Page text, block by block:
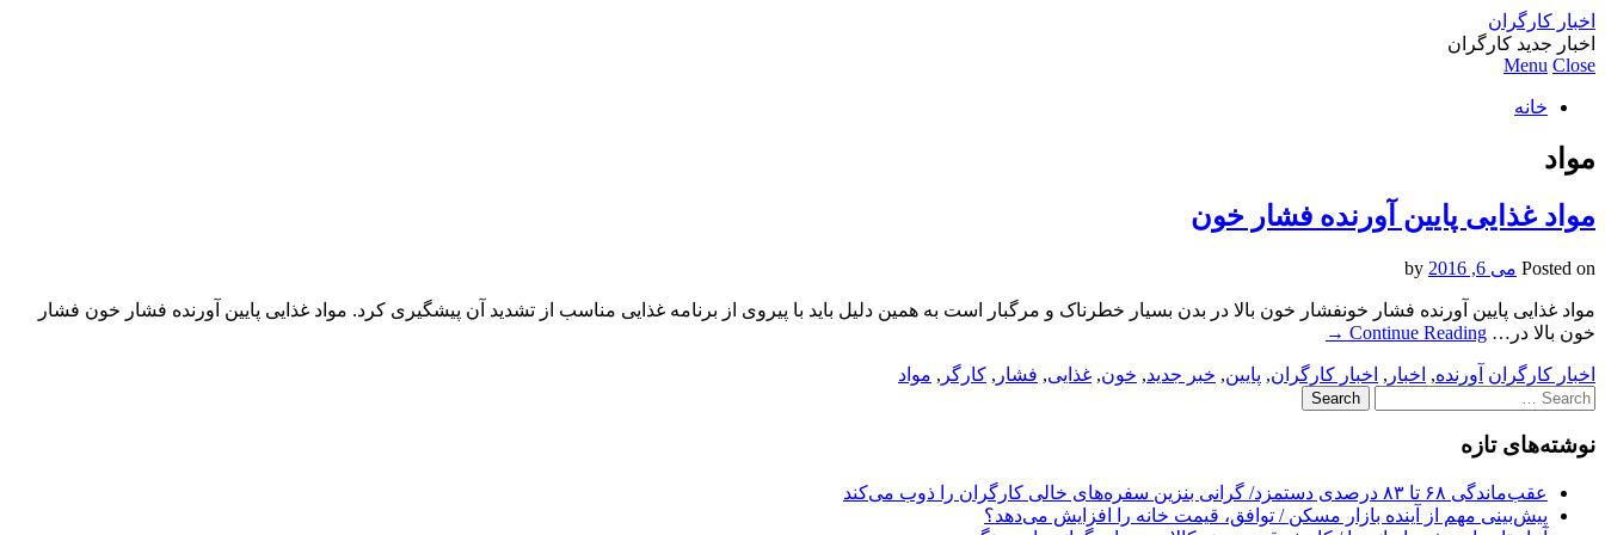
اخبار کارگران
اخبار جدید کارگران
Menu Close
خانه
مواد
مواد غذایی پایین آورنده فشار خون
Posted on می 6, 2016
مواد غذایی پایین آورنده فشار خونفشار خون بالا در بدن بسیار خطرناک و مرگبار است به همین دلیل باید با پیروی از برنامه غذایی مناسب از تشدید آن پیشگیری کرد. مواد غذایی پایین آورنده فشار خون فشار
خون بالا در… Continue Reading
→
اخبار کارگران آورنده, اخبار , اخبار کارگران, پایین, خبر جدید, خون, غذایی, فشار , کارگر , مواد
Search
for:
نوشته‌های تازه
عقب‌ماندگی ۶۸ تا ۸۳ درصدی دستمزد/ گرانی بنزین سفره‌های خالی کارگران را ذوب می‌کند
پیش‌بینی مهم از آینده بازار مسکن / توافق، قیمت خانه را افزایش می‌دهد؟